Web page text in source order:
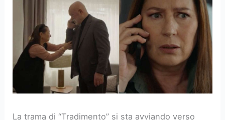
La trama di “Tradimento” si sta avviando verso